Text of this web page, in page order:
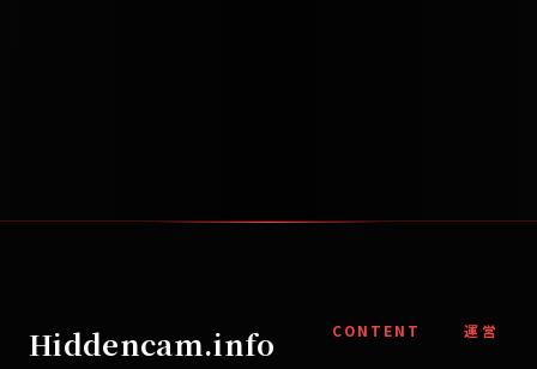
Hiddencam.info CONTENT 運営